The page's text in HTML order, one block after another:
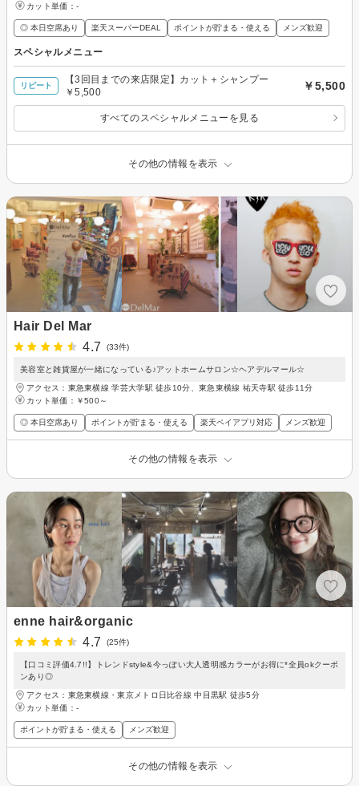
カット単価： -
◎ 本日空席あり 楽天スーパーDEAL ポイントが貯まる・使える メンズ歓迎
スペシャルメニュー
リピート
【3回目までの来店限定】カット＋シャンプー
￥5,500
￥5,500
すべてのスペシャルメニューを見る
その他の情報を表示
Hair Del Mar
4.7
(33件)
美容室と雑貨屋が一緒になっている♪アットホームサロン☆ヘアデルマール☆
アクセス：東急東横線 学芸大学駅 徒歩10分、東急東横線 祐天寺駅 徒歩11分
カット単価： ￥500～
◎ 本日空席あり ポイントが貯まる・使える 楽天ペイアプリ対応 メンズ歓迎
その他の情報を表示
enne hair&organic
4.7
(25件)
【口コミ評価4.7!!】トレンドstyle&今っぽい大人透明感カラーがお得に*全員okクーポ
ンあり◎
アクセス：東急東横線・東京メトロ日比谷線 中目黒駅 徒歩5分
カット単価： -
ポイントが貯まる・使える メンズ歓迎
その他の情報を表示